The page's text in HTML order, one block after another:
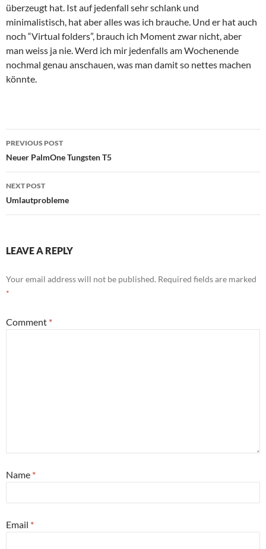
überzeugt hat. Ist auf jedenfall sehr schlank und
minimalistisch, hat aber alles was ich brauche. Und er hat auch
noch “Virtual folders”, brauch ich Moment zwar nicht, aber
man weiss ja nie. Werd ich mir jedenfalls am Wochenende
nochmal genau anschauen, was man damit so nettes machen
könnte.
Post
navigation
PREVIOUS POST
Neuer PalmOne Tungsten T5
NEXT POST
Umlautprobleme
LEAVE A REPLY
Your email address will not be published. Required fields are marked
*
Comment *
Name *
Email *